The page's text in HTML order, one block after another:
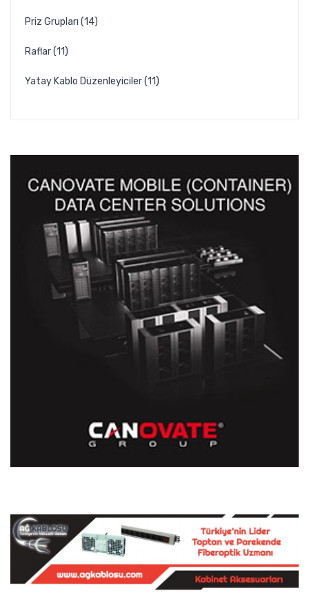
Priz Grupları (14)
Raflar (11)
Yatay Kablo Düzenleyiciler (11)